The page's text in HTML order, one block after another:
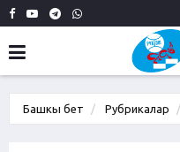
Башкы бет Рубрикалар